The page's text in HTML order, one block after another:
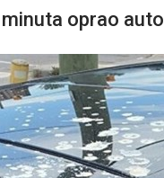
oprao auto